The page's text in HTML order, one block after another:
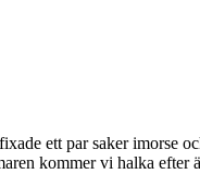
ett par saker imorse
kommer vi halka